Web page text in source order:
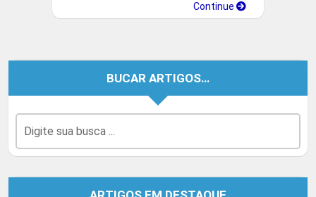
Continue
BUCAR ARTIGOS…